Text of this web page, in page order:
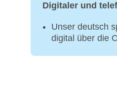
Digitaler und
Unser deutsch
digital über die